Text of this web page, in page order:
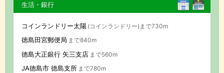
生活・銀行
コインランドリー太陽 (コインランドリー)まで730m
徳島田宮郵便局 まで840m
徳島大正銀行 矢三支店 まで560m
JA徳島市 徳島支所 まで780m